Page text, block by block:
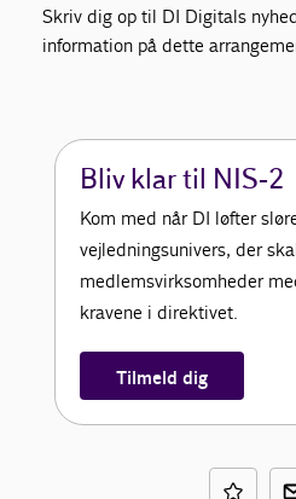
Skriv dig op til DI Digitals
information på dette
Bliv klar til NIS-2
Kom med når DI løfter
vejledningsunivers, der
medlemsvirksomheder
kravene i direktivet.
Tilmeld dig